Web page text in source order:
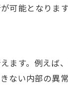
原因の迅速な特
可能となります
ます。例え
ない内部の異